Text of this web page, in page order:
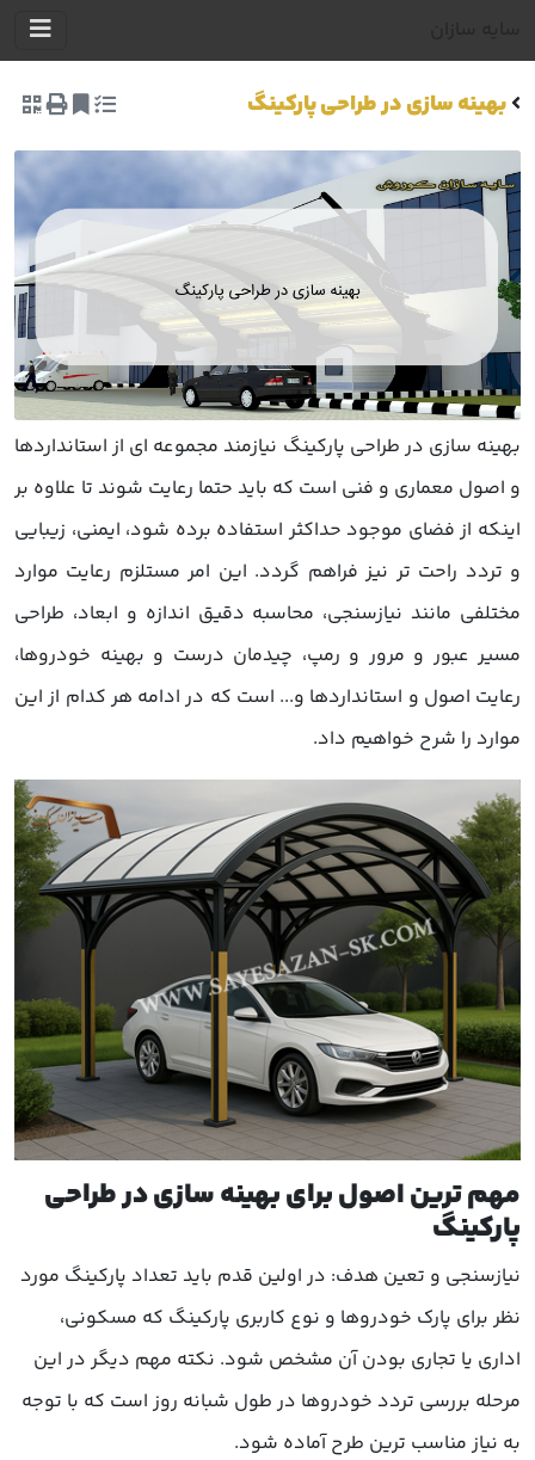
سایه سازان
بهینه سازی در طراحی پارکینگ
بهینه سازی در طراحی پارکینگ نیازمند مجموعه ای از استانداردها
و اصول معماری و فنی است که باید حتما رعایت شوند تا علاوه بر
اینکه از فضای موجود حداکثر استفاده برده شود، ایمنی، زیبایی
و تردد راحت تر نیز فراهم گردد. این امر مستلزم رعایت موارد
مختلفی مانند نیازسنجی، محاسبه دقیق اندازه و ابعاد، طراحی
مسیر عبور و مرور و رمپ، چیدمان درست و بهینه خودروها،
رعایت اصول و استانداردها و... است که در ادامه هر کدام از این
موارد را شرح خواهیم داد.
مهم ترین اصول برای بهینه سازی در طراحی
پارکینگ
نیازسنجی و تعین هدف: در اولین قدم باید تعداد پارکینگ مورد
نظر برای پارک خودروها و نوع کاربری پارکینگ که مسکونی،
اداری یا تجاری بودن آن مشخص شود. نکته مهم دیگر در این
مرحله بررسی تردد خودروها در طول شبانه روز است که با توجه
به نیاز مناسب ترین طرح آماده شود.